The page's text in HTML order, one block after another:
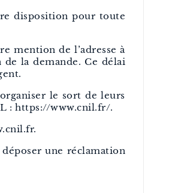
disposition pour toute
mention de l’adresse à
la demande. Ce délai
le sort de leurs
: https://www.cnil.fr/.
une réclamation